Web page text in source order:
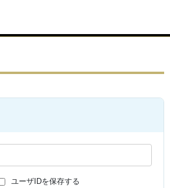
ユーザIDを保存する